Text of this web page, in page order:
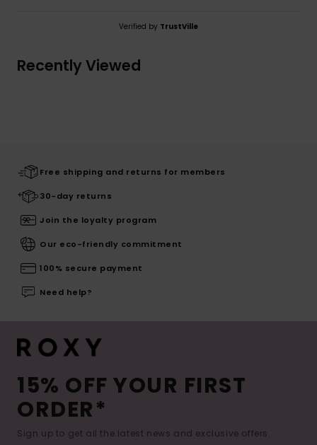
Verified by TrustVille
Recently Viewed
Free shipping and returns for members
30-day returns
Join the loyalty program
Our eco-friendly commitment
100% secure payment
Need help?
15% OFF YOUR FIRST
ORDER*
Sign up to get all the latest news and exclusive offers.